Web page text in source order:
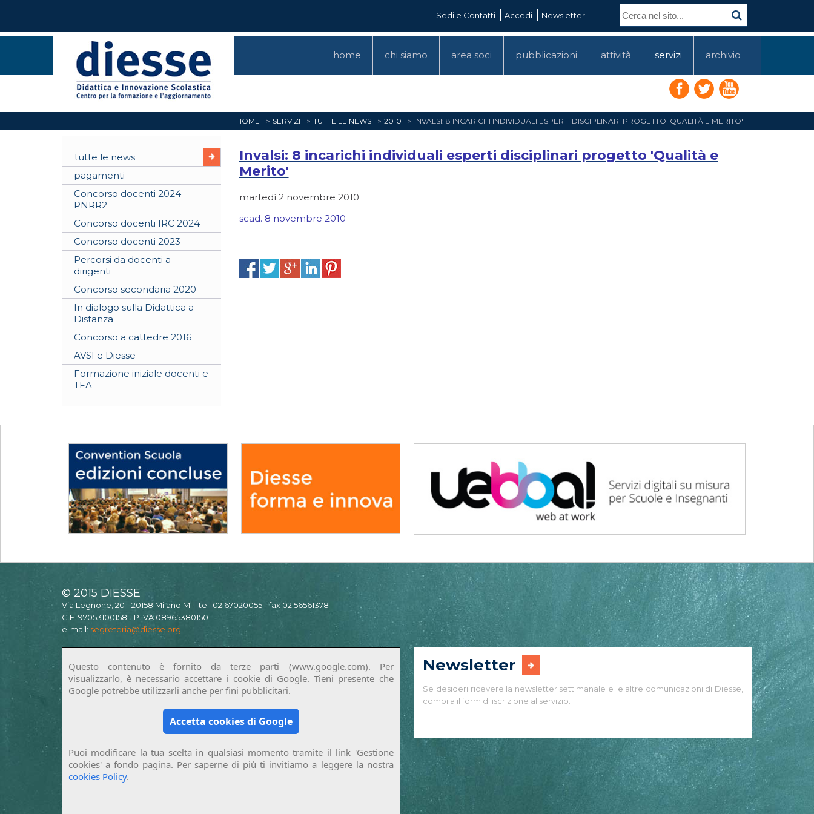
Sedi e Contatti Accedi Newsletter
home chi siamo area soci pubblicazioni attività servizi archivio
HOME SERVIZI TUTTE LE NEWS 2010 INVALSI: 8 INCARICHI INDIVIDUALI ESPERTI DISCIPLINARI PROGETTO 'QUALITÀ E MERITO'
tutte le news
pagamenti
Concorso docenti 2024
PNRR2
Concorso docenti IRC 2024
Concorso docenti 2023
Percorsi da docenti a
dirigenti
Concorso secondaria 2020
In dialogo sulla Didattica a
Distanza
Concorso a cattedre 2016
AVSI e Diesse
Formazione iniziale docenti e
TFA
Invalsi: 8 incarichi individuali esperti disciplinari progetto 'Qualità e
Merito'
martedì 2 novembre 2010
scad. 8 novembre 2010
© 2015 DIESSE
Via Legnone, 20 - 20158 Milano MI - tel. 02 67020055 - fax 02 56561378
C.F. 97053100158 - P.IVA 08965380150
e-mail: segreteria@diesse.org
Questo contenuto è fornito da terze parti (www.google.com). Per
visualizzarlo, è necessario accettare i cookie di Google. Tieni presente che
Google potrebbe utilizzarli anche per fini pubblicitari.
Accetta cookies di Google
Puoi modificare la tua scelta in qualsiasi momento tramite il link 'Gestione
cookies' a fondo pagina. Per saperne di più ti invitiamo a leggere la nostra
cookies Policy.
Newsletter
Se desideri ricevere la newsletter settimanale e le altre comunicazioni di Diesse,
compila il form di iscrizione al servizio.